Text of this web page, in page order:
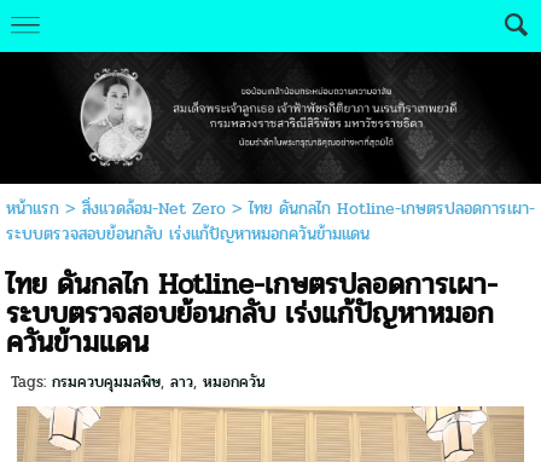
หน้าแรก> สิ่งแวดล้อม-Net Zero>ไทย ดันกลไก Hotline-เกษตรปลอดการเผา-
ระบบตรวจสอบย้อนกลับ เร่งแก้ปัญหาหมอกควันข้ามแดน
ไทย ดันกลไก Hotline-เกษตรปลอดการเผา-
ระบบตรวจสอบย้อนกลับ เร่งแก้ปัญหาหมอก
ควันข้ามแดน
Tags: กรมควบคุมมลพิษ, ลาว, หมอกควัน